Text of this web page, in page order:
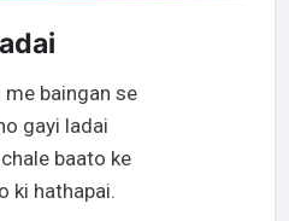
baingan se
gayi ladai
baato ke
ki hathapai.